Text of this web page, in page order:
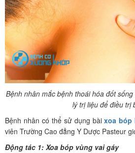
Bệnh nhân mắc bệnh thoái hóa đốt
lý trị liệu để điều trị
Bệnh nhân có thể sử dụng bàixoa bóp
viên Trường Cao đẳng Y Dược Pasteur
Động tác 1: Xoa bóp vùng vai gáy